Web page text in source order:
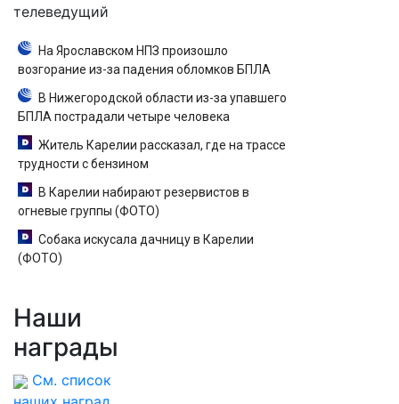
телеведущий
На Ярославском НПЗ произошло
возгорание из-за падения обломков БПЛА
В Нижегородской области из-за упавшего
БПЛА пострадали четыре человека
Житель Карелии рассказал, где на трассе
трудности с бензином
В Карелии набирают резервистов в
огневые группы (ФОТО)
Собака искусала дачницу в Карелии
(ФОТО)
Наши
награды
См. список